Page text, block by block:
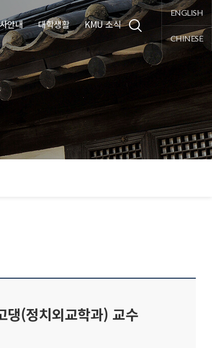
안내 대학생활 KMU 소식
통합검색
ENGLISH
CHINESE
댕(정치외교학과) 교수